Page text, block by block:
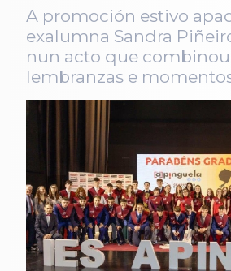
A promoción estivo
exalumna Sandra
nun acto que
lembranzas e